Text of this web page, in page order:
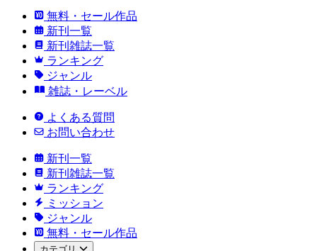
無料・セール作品
新刊一覧
新刊雑誌一覧
ランキング
ジャンル
雑誌・レーベル
よくある質問
お問い合わせ
新刊一覧
新刊雑誌一覧
ランキング
ミッション
ジャンル
無料・セール作品